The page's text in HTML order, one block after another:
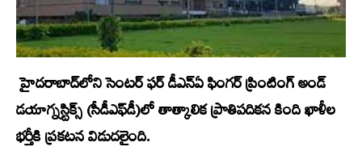
హైదరాబాద్‌లోని సెంటర్‌ ఫర్‌ డీఎన్‌ఏ ఫింగర్‌ ప్రింటింగ్‌ అండ్‌
డయాగ్నస్టిక్స్​​‍ (సీడీఎఫ్‌డీ)లో తాత్కాలిక ప్రాతిపదికన కింది ఖాళీల
భర్తీకి ప్రకటన విడుదలైంది.